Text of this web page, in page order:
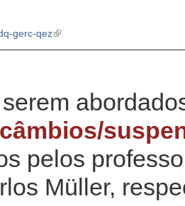
gerc-qez(link is external)
pelos
Müller,